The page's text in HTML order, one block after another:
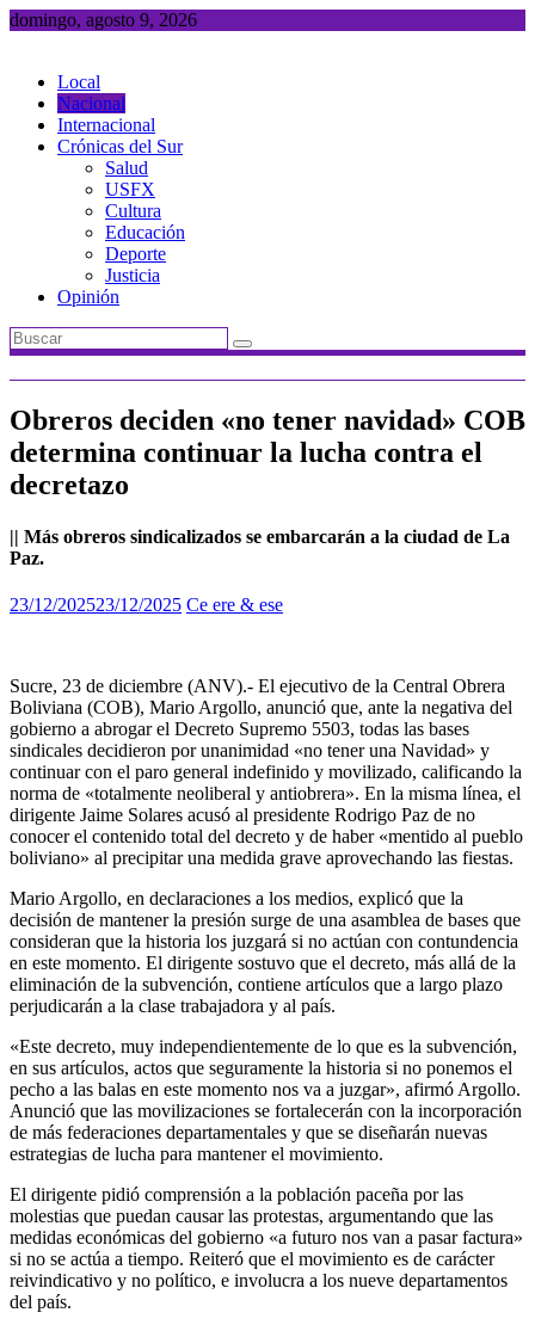
Saltar
domingo, agosto 9, 2026
Local
Nacional
Internacional
Crónicas del Sur
Salud
USFX
Cultura
Educación
Deporte
Justicia
Opinión
Obreros deciden «no tener navidad» COB
determina continuar la lucha contra el
decretazo
|| Más obreros sindicalizados se embarcarán a la ciudad de La
Paz.
23/12/202523/12/2025 Ce ere & ese
Sucre, 23 de diciembre (ANV).- El ejecutivo de la Central Obrera
Boliviana (COB), Mario Argollo, anunció que, ante la negativa del
gobierno a abrogar el Decreto Supremo 5503, todas las bases
sindicales decidieron por unanimidad «no tener una Navidad» y
continuar con el paro general indefinido y movilizado, calificando la
norma de «totalmente neoliberal y antiobrera». En la misma línea, el
dirigente Jaime Solares acusó al presidente Rodrigo Paz de no
conocer el contenido total del decreto y de haber «mentido al pueblo
boliviano» al precipitar una medida grave aprovechando las fiestas.
Mario Argollo, en declaraciones a los medios, explicó que la
decisión de mantener la presión surge de una asamblea de bases que
consideran que la historia los juzgará si no actúan con contundencia
en este momento. El dirigente sostuvo que el decreto, más allá de la
eliminación de la subvención, contiene artículos que a largo plazo
perjudicarán a la clase trabajadora y al país.
«Este decreto, muy independientemente de lo que es la subvención,
en sus artículos, actos que seguramente la historia si no ponemos el
pecho a las balas en este momento nos va a juzgar», afirmó Argollo.
Anunció que las movilizaciones se fortalecerán con la incorporación
de más federaciones departamentales y que se diseñarán nuevas
estrategias de lucha para mantener el movimiento.
El dirigente pidió comprensión a la población paceña por las
molestias que puedan causar las protestas, argumentando que las
medidas económicas del gobierno «a futuro nos van a pasar factura»
si no se actúa a tiempo. Reiteró que el movimiento es de carácter
reivindicativo y no político, e involucra a los nueve departamentos
del país.